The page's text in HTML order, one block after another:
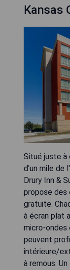
Kansas
Situé juste
d'un mile de
Drury Inn &
propose des
gratuite.
à écran plat
micro-ondes
peuvent
intérieure/
à remous.